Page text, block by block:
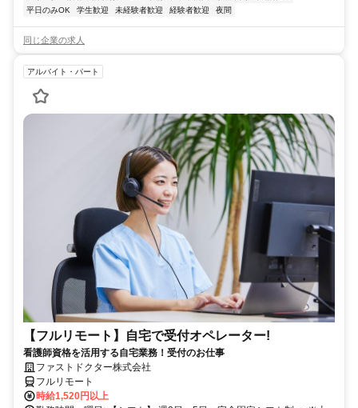
平日のみOK
学生歓迎 未経験者歓迎 経験者歓迎 夜間
同じ企業の求人
アルバイト・パート
【フルリモート】自宅で受付オペレーター!
看護師資格を活用する自宅業務！受付のお仕事
ファストドクター株式会社
フルリモート
時給1,520円以上